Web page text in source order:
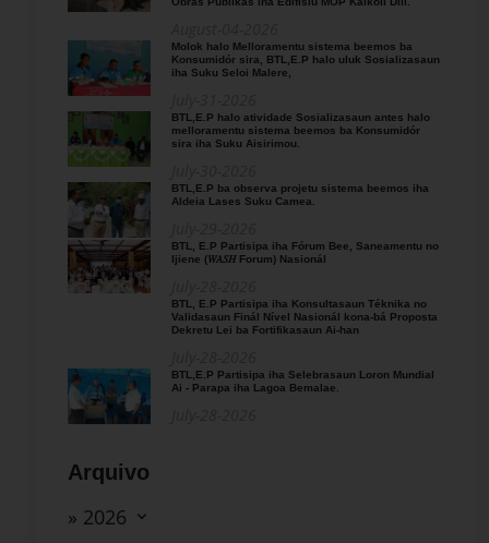
Molok halo Melloramentu sistema beemos ba
Konsumidór sira, BTL,E.P halo uluk Sosializasaun
iha Suku Seloi Malere,
BTL,E.P halo atividade Sosializasaun antes halo
melloramentu sistema beemos ba Konsumidór
sira iha Suku Aisirimou.
BTL,E.P ba observa projetu sistema beemos iha
Aldeia Lases Suku Camea.
BTL, E.P Partisipa iha Fórum Bee, Saneamentu no
Ijiene (𝑊𝐴𝑆𝐻 Forum) Nasionál
BTL, E.P Partisipa iha Konsultasaun Téknika no
Validasaun Finál Nível Nasionál kona-bá Proposta
Dekretu Lei ba Fortifikasaun Ai-han
BTL,E.P Partisipa iha Selebrasaun Loron Mundial
Ai - Parapa iha Lagoa Bemalae.
Arquivo
» 2026